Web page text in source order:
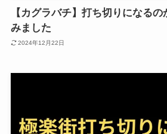
【カグラバチ】打ち切りになる
みました
2024年12月22日